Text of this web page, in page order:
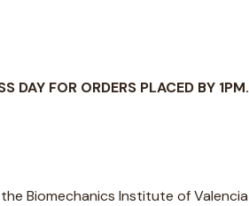
DAY FOR ORDERS PLACED BY 1PM.
Biomechanics Institute of Valencia